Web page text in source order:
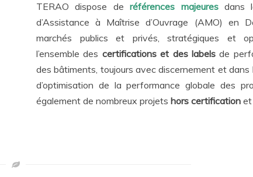
TERAO dispose deréférences majeuresdans
d’Assistance à Maîtrise d’Ouvrage (AMO) en
marchés publics et privés, stratégiques et
l’ensemble des certifications et des labelsde
des bâtiments, toujours avec discernement et dans
d’optimisation de la performance globale des
également de nombreux projets hors certification et